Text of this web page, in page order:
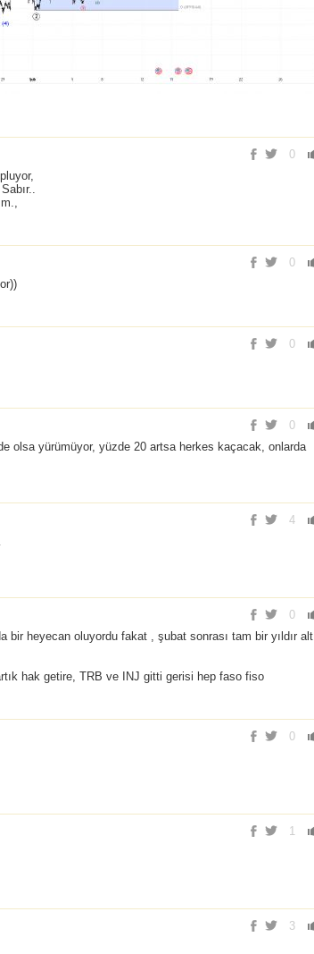
0
0
0
0
olsa yürümüyor, yüzde 20 artsa herkes kaçacak, onlarda
4
0
bir heyecan oluyordu fakat , şubat sonrası tam bir yıldır alt
hak getire, TRB ve INJ gitti gerisi hep faso fiso
0
1
3